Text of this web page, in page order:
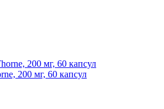
200 мг, 60 капсул